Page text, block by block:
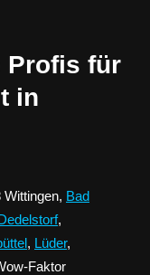
Profis für
in
Bad
,
, Lüder,
Faktor